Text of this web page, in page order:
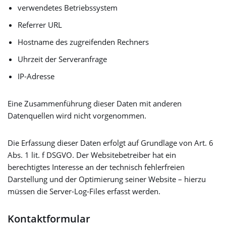
verwendetes Betriebssystem
Referrer URL
Hostname des zugreifenden Rechners
Uhrzeit der Serveranfrage
IP-Adresse
Eine Zusammenführung dieser Daten mit anderen
Datenquellen wird nicht vorgenommen.
Die Erfassung dieser Daten erfolgt auf Grundlage von Art. 6
Abs. 1 lit. f DSGVO. Der Websitebetreiber hat ein
berechtigtes Interesse an der technisch fehlerfreien
Darstellung und der Optimierung seiner Website – hierzu
müssen die Server-Log-Files erfasst werden.
Kontaktformular